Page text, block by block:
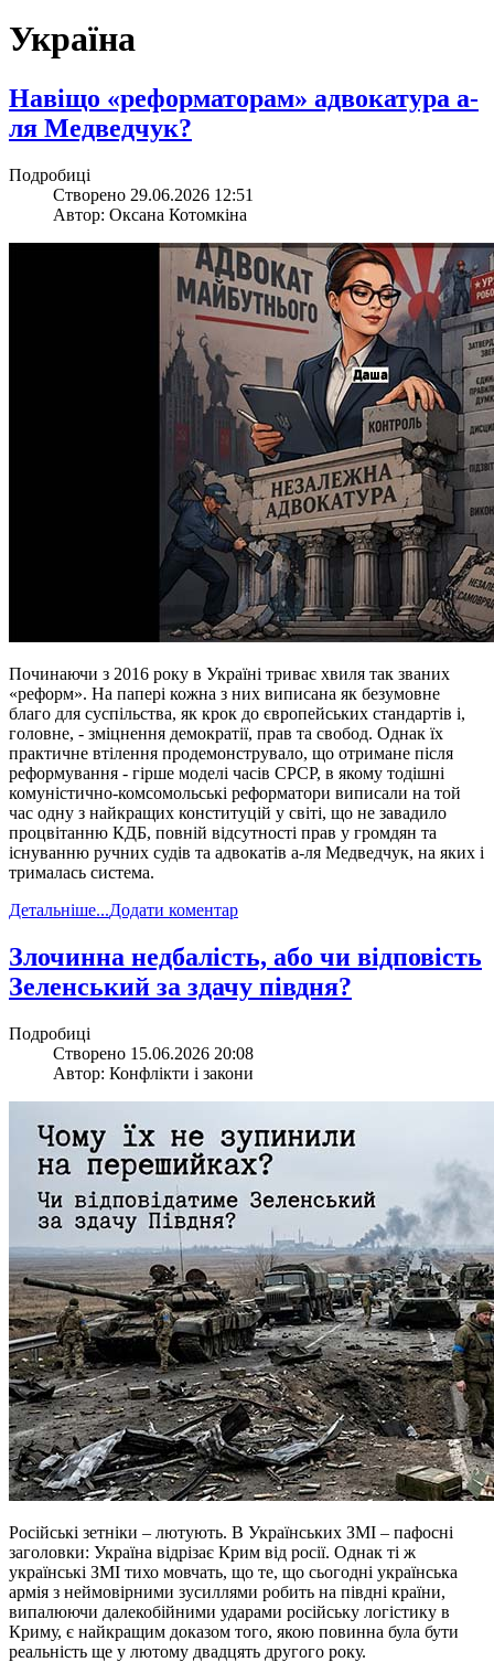
Україна
​Навіщо «реформаторам» адвокатура а-
ля Медведчук?
Подробиці
Створено 29.06.2026 12:51
Автор: Оксана Котомкіна
Починаючи з 2016 року в Україні триває хвиля так званих
«реформ». На папері кожна з них виписана як безумовне
благо для суспільства, як крок до європейських стандартів і,
головне, - зміцнення демократії, прав та свобод. Однак їх
практичне втілення продемонструвало, що отримане після
реформування - гірше моделі часів СРСР, в якому тодішні
комуністично-комсомольські реформатори виписали на той
час одну з найкращих конституцій у світі, що не завадило
процвітанню КДБ, повній відсутності прав у громдян та
існуванню ручних судів та адвокатів а-ля Медведчук, на яких і
трималась система.
Детальніше...Додати коментар
​Злочинна недбалість, або чи відповість
Зеленський за здачу півдня?
Подробиці
Створено 15.06.2026 20:08
Автор: Конфлікти і закони
Російські зетніки – лютують. В Українських ЗМІ – пафосні
заголовки: Україна відрізає Крим від росії. Однак ті ж
українські ЗМІ тихо мовчать, що те, що сьогодні українська
армія з неймовірними зусиллями робить на півдні країни,
випалюючи далекобійними ударами російську логістику в
Криму, є найкращим доказом того, якою повинна була бути
реальність ще у лютому двадцять другого року.